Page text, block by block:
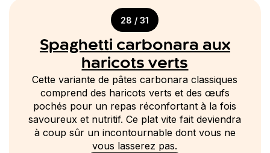
28 / 31
Spaghetti carbonara aux
haricots verts
Cette variante de pâtes carbonara classiques
comprend des haricots verts et des œufs
pochés pour un repas réconfortant à la fois
savoureux et nutritif. Ce plat vite fait deviendra
à coup sûr un incontournable dont vous ne
vous lasserez pas.